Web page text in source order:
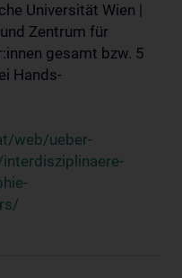
Universität Wien |
Zentrum für
gesamt bzw. 5
Hands-
web/ueber-